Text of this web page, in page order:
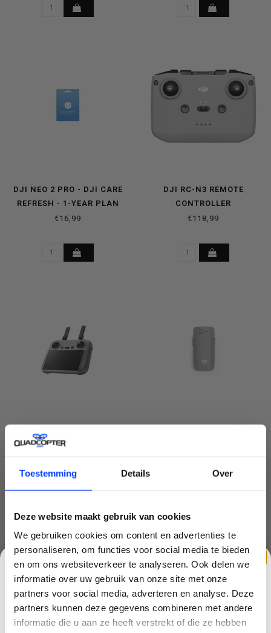
Toestemming Details Over
Deze website maakt gebruik van cookies
We gebruiken cookies om content en advertenties te
personaliseren, om functies voor social media te bieden
en om ons websiteverkeer te analyseren. Ook delen we
informatie over uw gebruik van onze site met onze
partners voor social media, adverteren en analyse. Deze
partners kunnen deze gegevens combineren met andere
informatie die u aan ze heeft verstrekt of die ze hebben
DJI NEO 2 PRO - DJI CARE
REFRESH - 1-YEAR PLAN
CARD
€16,99
DJI RC-N3 REMOTE
CONTROLLER
€118,99
DJI RM331 -RC 2 SMART
CONTROLLER
CLAIM KORTING OP JE EERSTE